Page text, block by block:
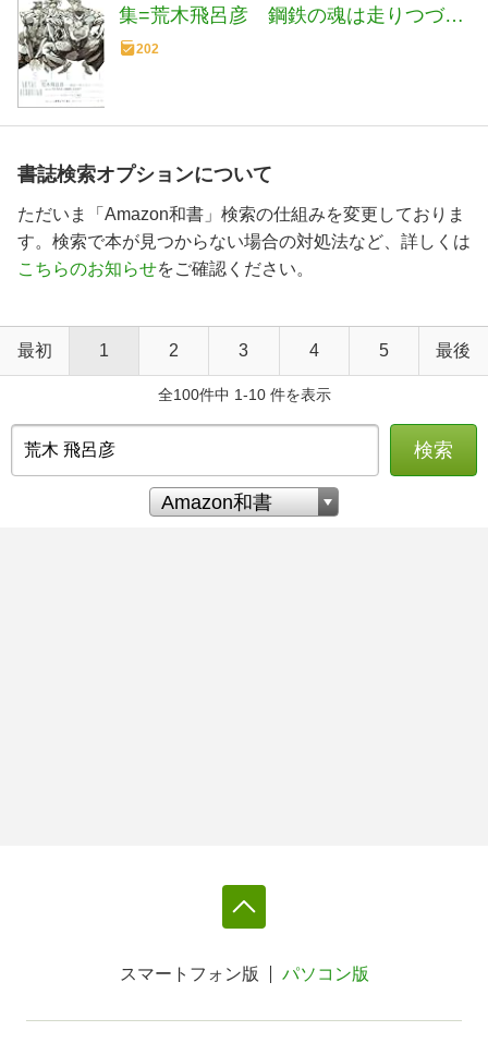
集=荒木飛呂彦 鋼鉄の魂は走りつづけ
る202
書誌検索オプションについて
ただいま「Amazon和書」検索の仕組みを変更しておりま
す。検索で本が見つからない場合の対処法など、詳しくは
こちらのお知らせをご確認ください。
最初 1 2 3 4 5 最後
全100件中 1-10 件を表示
検索
スマートフォン版 パソコン版